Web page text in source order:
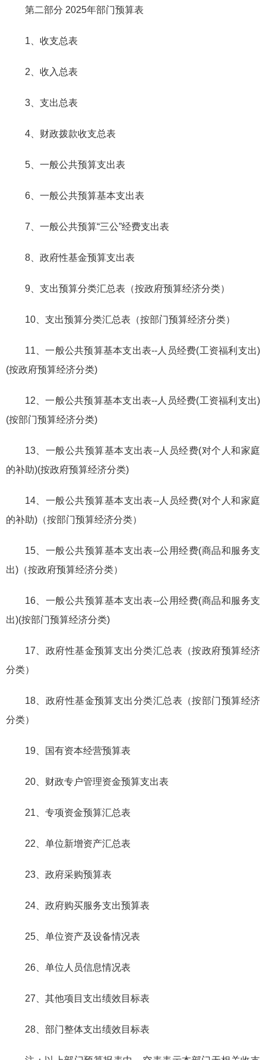
第二部分 2025年部门预算表
1、收支总表
2、收入总表
3、支出总表
4、财政拨款收支总表
5、一般公共预算支出表
6、一般公共预算基本支出表
7、一般公共预算“三公”经费支出表
8、政府性基金预算支出表
9、支出预算分类汇总表（按政府预算经济分类）
10、支出预算分类汇总表（按部门预算经济分类）
11、一般公共预算基本支出表--人员经费(工资福利支出)
(按政府预算经济分类)
12、一般公共预算基本支出表--人员经费(工资福利支出)
(按部门预算经济分类)
13、一般公共预算基本支出表--人员经费(对个人和家庭
的补助)(按政府预算经济分类)
14、一般公共预算基本支出表--人员经费(对个人和家庭
的补助)（按部门预算经济分类）
15、一般公共预算基本支出表--公用经费(商品和服务支
出)（按政府预算经济分类）
16、一般公共预算基本支出表--公用经费(商品和服务支
出)(按部门预算经济分类)
17、政府性基金预算支出分类汇总表（按政府预算经济
分类）
18、政府性基金预算支出分类汇总表（按部门预算经济
分类）
19、国有资本经营预算表
20、财政专户管理资金预算支出表
21、专项资金预算汇总表
22、单位新增资产汇总表
23、政府采购预算表
24、政府购买服务支出预算表
25、单位资产及设备情况表
26、单位人员信息情况表
27、其他项目支出绩效目标表
28、部门整体支出绩效目标表